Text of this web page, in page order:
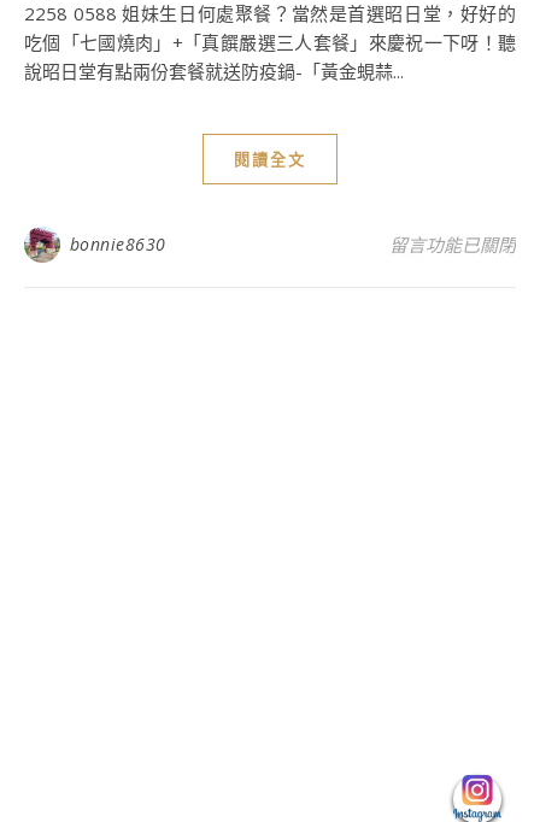
2258 0588 姐妹生日何處聚餐？當然是首選昭日堂，好好的
吃個「七國燒肉」+「真饌嚴選三人套餐」來慶祝一下呀！聽
說昭日堂有點兩份套餐就送防疫鍋-「黃金蜆蒜...
閱讀全文
bonnie8630 在〈台中美食-昭
留言功能已關閉